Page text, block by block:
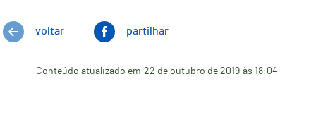
voltar partilhar
Conteúdo atualizado em 22 de outubro de 2019 às 18:04